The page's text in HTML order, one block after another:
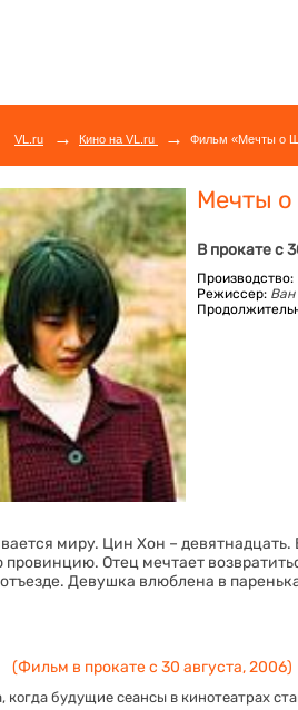
VL.ru → Кино на VL.ru → Фильм «Мечты о
Мечты
В прокате с
Производство:
Режиссер:
миру. Цин Хон –
Отец мечтает
Девушка влюблена в
(Фильм в прокате с 30 августа, 2006)
будущие сеансы в кинотеатрах